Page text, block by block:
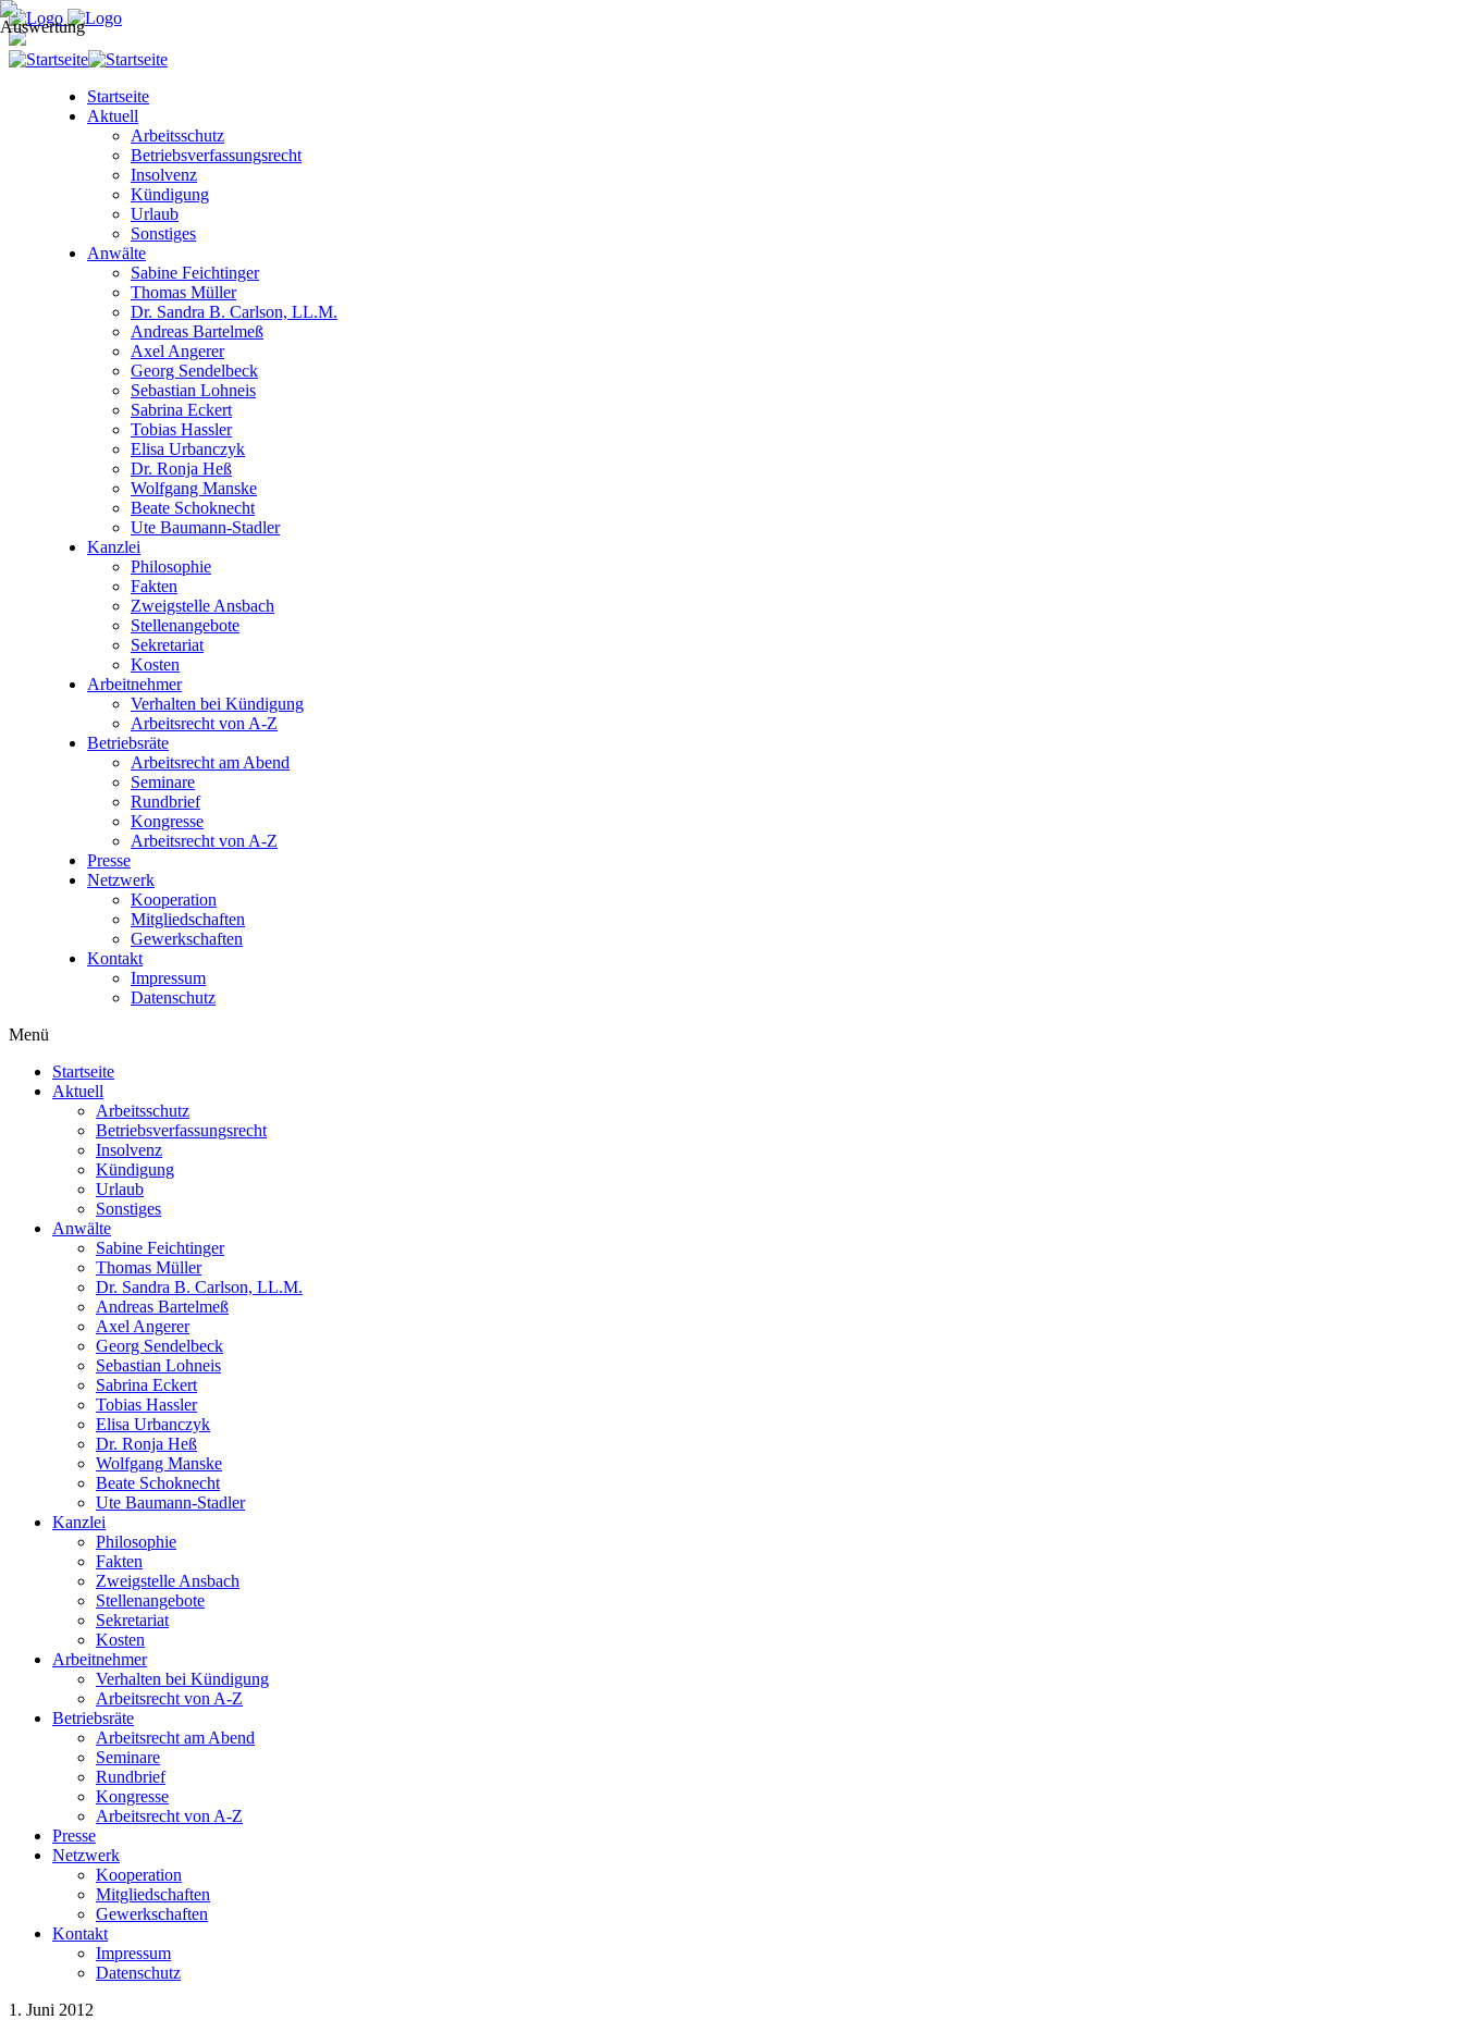
Startseite
Aktuell
Arbeitsschutz
Betriebsverfassungsrecht
Insolvenz
Kündigung
Urlaub
Sonstiges
Anwälte
Sabine Feichtinger
Thomas Müller
Dr. Sandra B. Carlson, LL.M.
Andreas Bartelmeß
Axel Angerer
Georg Sendelbeck
Sebastian Lohneis
Sabrina Eckert
Tobias Hassler
Elisa Urbanczyk
Dr. Ronja Heß
Wolfgang Manske
Beate Schoknecht
Ute Baumann-Stadler
Kanzlei
Philosophie
Fakten
Zweigstelle Ansbach
Stellenangebote
Sekretariat
Kosten
Arbeitnehmer
Verhalten bei Kündigung
Arbeitsrecht von A-Z
Betriebsräte
Arbeitsrecht am Abend
Seminare
Rundbrief
Kongresse
Arbeitsrecht von A-Z
Presse
Netzwerk
Kooperation
Mitgliedschaften
Gewerkschaften
Kontakt
Impressum
Datenschutz
Menü
Startseite
Aktuell
Arbeitsschutz
Betriebsverfassungsrecht
Insolvenz
Kündigung
Urlaub
Sonstiges
Anwälte
Sabine Feichtinger
Thomas Müller
Dr. Sandra B. Carlson, LL.M.
Andreas Bartelmeß
Axel Angerer
Georg Sendelbeck
Sebastian Lohneis
Sabrina Eckert
Tobias Hassler
Elisa Urbanczyk
Dr. Ronja Heß
Wolfgang Manske
Beate Schoknecht
Ute Baumann-Stadler
Kanzlei
Philosophie
Fakten
Zweigstelle Ansbach
Stellenangebote
Sekretariat
Kosten
Arbeitnehmer
Verhalten bei Kündigung
Arbeitsrecht von A-Z
Betriebsräte
Arbeitsrecht am Abend
Seminare
Rundbrief
Kongresse
Arbeitsrecht von A-Z
Presse
Netzwerk
Kooperation
Mitgliedschaften
Gewerkschaften
Kontakt
Impressum
Datenschutz
1. Juni 2012